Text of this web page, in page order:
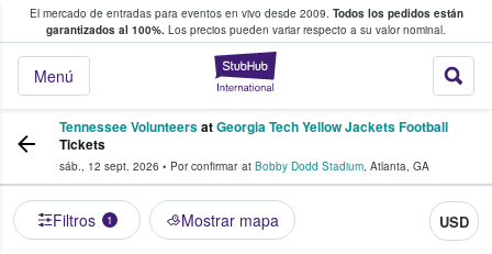
El mercado de entradas para eventos en vivo desde 2009. Todos los pedidos están
garantizados al 100%. Los precios pueden variar respecto a su valor nominal.
StubHub:
Menú
y venta de entradas entre fans
Tennessee VolunteersatGeorgia Tech Yellow Jackets Football
Tickets
sáb., 12 sept. 2026 • Por confirmar at Bobby Dodd Stadium, Atlanta, GA
Filtros 1 Mostrar mapa USD